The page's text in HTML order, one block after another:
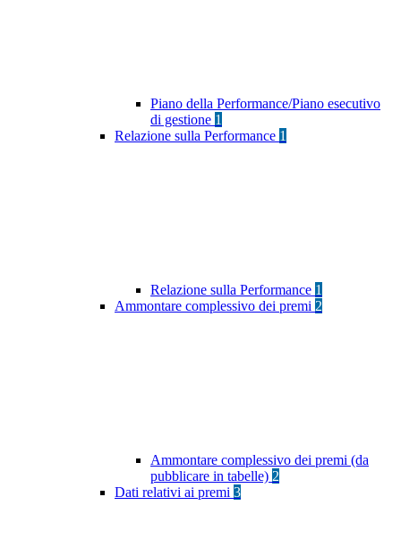
Piano della Performance/Piano esecutivo
di gestione 1
Relazione sulla Performance 1
Relazione sulla Performance 1
Ammontare complessivo dei premi 2
Ammontare complessivo dei premi (da
pubblicare in tabelle) 2
Dati relativi ai premi 3